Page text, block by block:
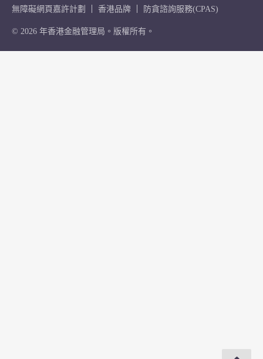
無障礙網頁嘉許計劃
香港品牌 防貪諮詢服務(CPAS)
© 2026 年香港金融管理局。版權所有。